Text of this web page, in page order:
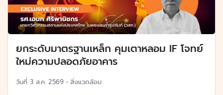
ยกระดับมาตรฐานเหล็ก คุมเตาหลอม IF โจทย์
ใหม่ความปลอดภัยอาคาร
วันที่ 3 ส.ค. 2569 • สิ่งแวดล้อม